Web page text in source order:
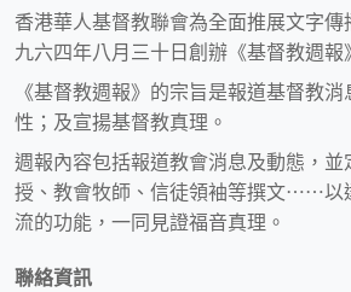
香港華人基督教聯會為全面推展文字
九六四年八月三十日創辦《基督教週報
《基督教週報》的宗旨是報道基督教
性；及宣揚基督教真理。
週報內容包括報道教會消息及動態，並
授、教會牧師、信徒領袖等撰文⋯⋯以
流的功能，一同見證福音真理。
聯絡資訊